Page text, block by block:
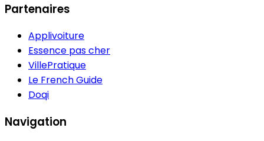
Partenaires
Applivoiture
Essence pas cher
VillePratique
Le French Guide
Doqi
Navigation